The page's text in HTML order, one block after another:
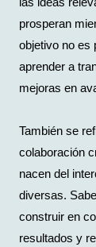
prosperan
objetivo no es
aprender a
mejoras en
También se
colaboración
nacen del
diversas.
construir en
resultados y